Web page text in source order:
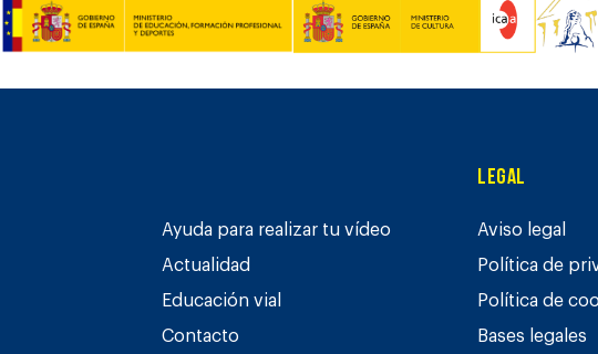
Ayuda para realizar tu vídeo
Actualidad
Educación vial
Contacto
Legal
Aviso legal
Política de
Política de
Bases legales